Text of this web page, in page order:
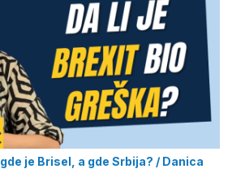
je Brisel, a gde Srbija? / Danica